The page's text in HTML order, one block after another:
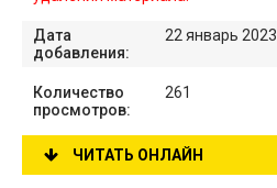
Дата
добавления:
22 январь 2023
Количество
просмотров:
261
ЧИТАТЬ ОНЛАЙН